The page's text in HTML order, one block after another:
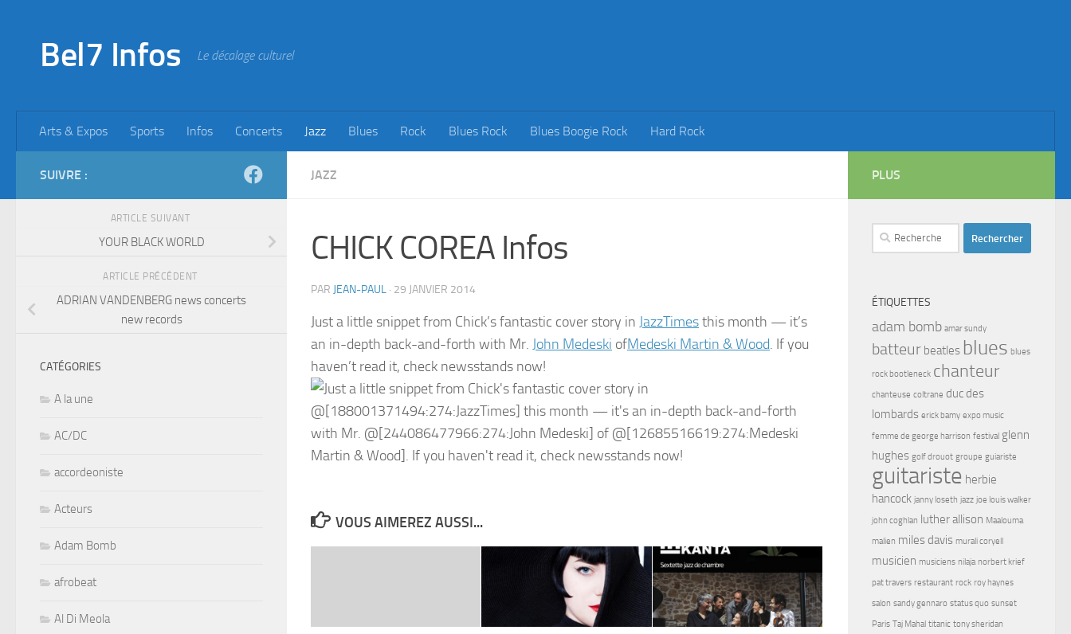
Bel7 Infos Le décalage culturel
Arts & Expos Sports Infos Concerts Jazz Blues Rock Blues Rock Blues Boogie Rock Hard Rock
JAZZ
CHICK COREA Infos
PAR JEAN-PAUL · 29 JANVIER 2014
Just a little snippet from Chick’s fantastic cover story in JazzTimesthis month — it’s
an in-depth back-and-forth with Mr. John Medeski ofMedeski Martin & Wood. If you
haven’t read it, check newsstands now!
VOUS AIMEREZ AUSSI...
SUIVRE :
ARTICLE SUIVANT
YOUR BLACK WORLD
ARTICLE PRÉCÉDENT
ADRIAN VANDENBERG news concerts
new records
CATÉGORIES
A la une
AC/DC
accordeoniste
Acteurs
Adam Bomb
afrobeat
Al Di Meola
PLUS
Rechercher :
ÉTIQUETTES
adam bomb amar sundy
batteur beatles blues blues
rock bootleneck chanteur
chanteuse coltrane duc des
lombards erick bamy expo music
femme de george harrison festival glenn
hughes golf drouot groupe guiariste
guitariste herbie
hancock janny loseth jazz joe louis walker
john coghlan luther allison Maalouma
malien miles davis murali coryell
musicien musiciens nilaja norbert krief
pat travers restaurant rock roy haynes
salon sandy gennaro status quo sunset
Paris Taj Mahal titanic tony sheridan